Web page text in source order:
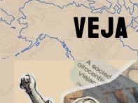
Veja